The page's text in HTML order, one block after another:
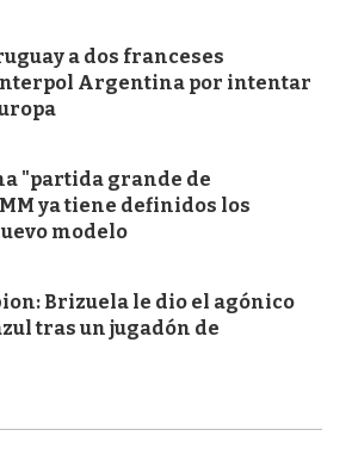
a dos franceses
Argentina por intentar
"partida grande de
ya tiene definidos los
modelo
Brizuela le dio el agónico
tras un jugadón de